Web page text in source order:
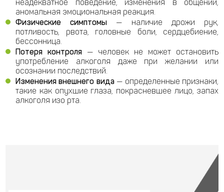
неадекватное поведение, изменения в общении,
аномальная эмоциональная реакция.
Физические симптомы — наличие дрожи рук,
потливость, рвота, головные боли, сердцебиение,
бессонница.
Потеря контроля — человек не может остановить
употребление алкоголя даже при желании или
осознании последствий.
Изменения внешнего вида— определенные признаки,
такие как опухшие глаза, покрасневшее лицо, запах
алкоголя изо рта.